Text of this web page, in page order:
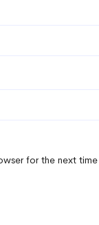
for the next